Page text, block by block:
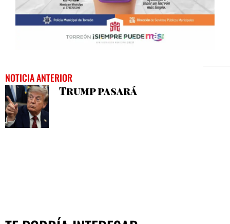
NOTICIA ANTERIOR
Trump pasará